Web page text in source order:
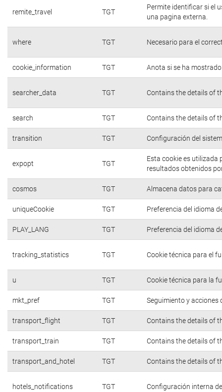
remite_travel TGT
Permite identificar si el
una pagina externa.
where TGT Necesario para el
cookie_information TGT Anota si se ha
searcher_data TGT Contains the details of
search TGT Contains the details of
transition TGT Configuración del
expopt TGT
Esta cookie es utilizada
resultados obtenidos
cosmos TGT Almacena datos para
uniqueCookie TGT Preferencia del idioma
PLAY_LANG TGT Preferencia del idioma
tracking_statistics TGT Cookie técnica para el
u TGT Cookie técnica para la
mkt_pref TGT Seguimiento y acciones
transport_flight TGT Contains the details of
transport_train TGT Contains the details of
transport_and_hotel TGT Contains the details of
hotels_notifications TGT Configuración interna